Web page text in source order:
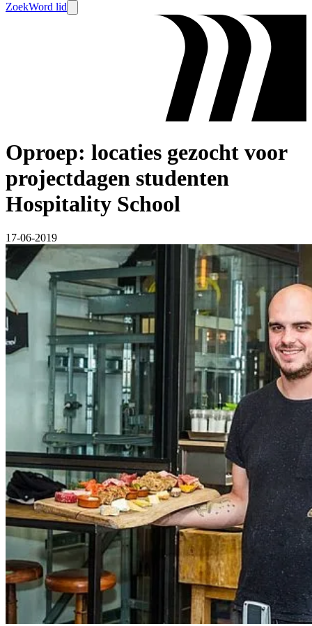
ZoekWord lid
Oproep: locaties gezocht voor
projectdagen studenten
Hospitality School
17-06-2019